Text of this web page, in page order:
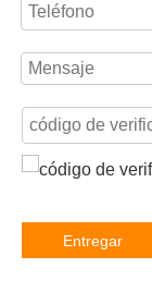
Entregar